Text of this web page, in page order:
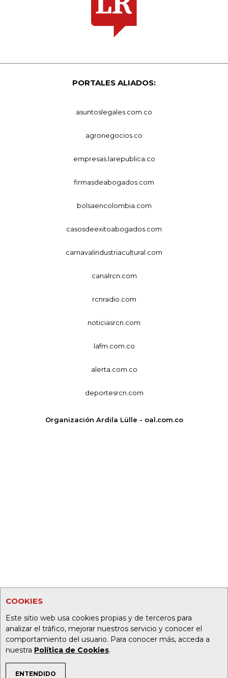
COOKIES
Este sitio web usa cookies propias y de terceros para
analizar el tráfico, mejorar nuestros servicio y conocer el
comportamiento del usuario. Para conocer más, acceda a
nuestra Política de Cookies.
ENTENDIDO
PORTALES ALIADOS:
asuntoslegales.com.co
agronegocios.co
empresas.larepublica.co
firmasdeabogados.com
bolsaencolombia.com
casosdeexitoabogados.com
carnavalindustriacultural.com
canalrcn.com
rcnradio.com
noticiasrcn.com
lafm.com.co
alerta.com.co
deportesrcn.com
Organización Ardila Lülle - oal.com.co